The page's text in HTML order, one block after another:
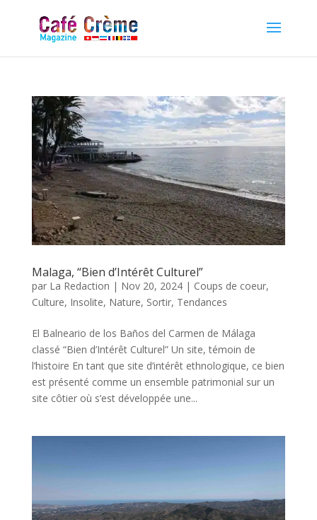
Malaga, “Bien d’Intérêt Culturel”
par La Redaction | Nov 20, 2024| Coups de coeur,
Culture, Insolite, Nature, Sortir, Tendances
El Balneario de los Baños del Carmen de Málaga
classé “Bien d’Intérêt Culturel” Un site, témoin de
l’histoire En tant que site d’intérêt ethnologique, ce bien
est présenté comme un ensemble patrimonial sur un
site côtier où s’est développée une...